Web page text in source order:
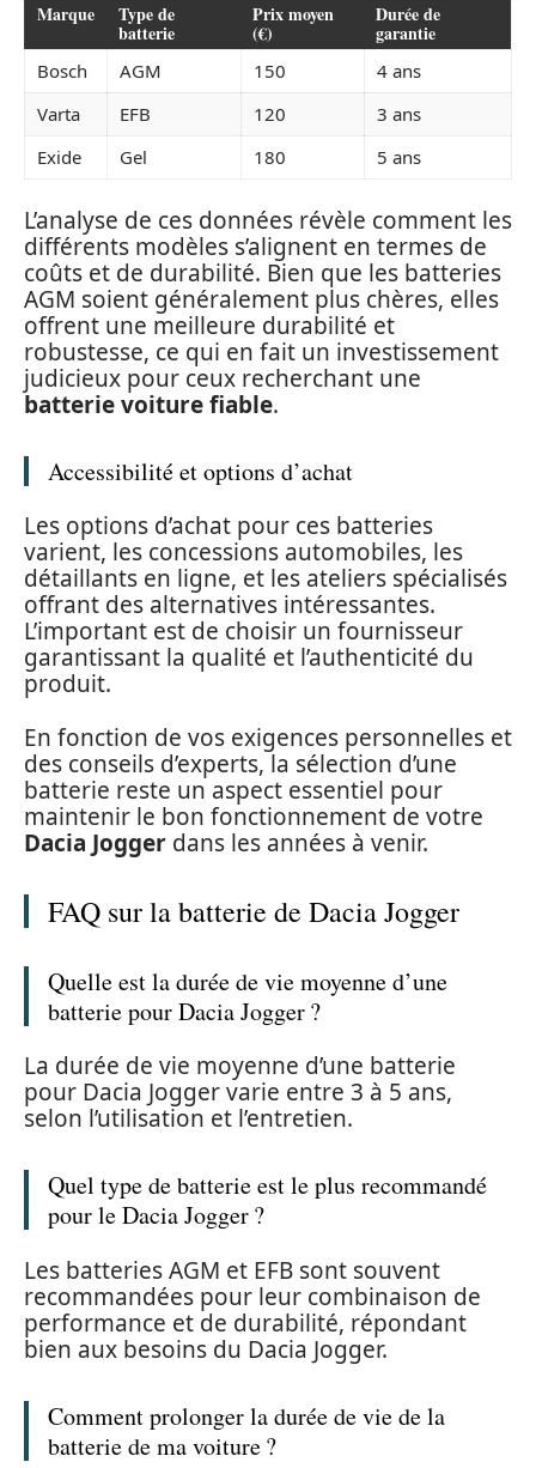
Marque Type de
batterie
Prix moyen
(€)
Durée de
garantie
Bosch AGM 150
4 ans
Varta
EFB 120
3 ans
Exide
Gel 180 5 ans
L’analyse de ces données révèle comment les
différents modèles s’alignent en termes de
coûts et de durabilité. Bien que les batteries
AGM soient généralement plus chères, elles
offrent une meilleure durabilité et
robustesse, ce qui en fait un investissement
judicieux pour ceux recherchant une
batterie voiture fiable.
Accessibilité et options d’achat
Les options d’achat pour ces batteries
varient, les concessions automobiles, les
détaillants en ligne, et les ateliers spécialisés
offrant des alternatives intéressantes.
L’important est de choisir un fournisseur
garantissant la qualité et l’authenticité du
produit.
En fonction de vos exigences personnelles et
des conseils d’experts, la sélection d’une
batterie reste un aspect essentiel pour
maintenir le bon fonctionnement de votre
Dacia Jogger dans les années à venir.
FAQ sur la batterie de Dacia Jogger
Quelle est la durée de vie moyenne d’une
batterie pour Dacia Jogger ?
La durée de vie moyenne d’une batterie
pour Dacia Jogger varie entre 3 à 5 ans,
selon l’utilisation et l’entretien.
Quel type de batterie est le plus recommandé
pour le Dacia Jogger ?
Les batteries AGM et EFB sont souvent
recommandées pour leur combinaison de
performance et de durabilité, répondant
bien aux besoins du Dacia Jogger.
Comment prolonger la durée de vie de la
batterie de ma voiture ?